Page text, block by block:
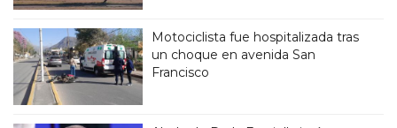
Motociclista fue hospitalizada tras
un choque en avenida San
Francisco